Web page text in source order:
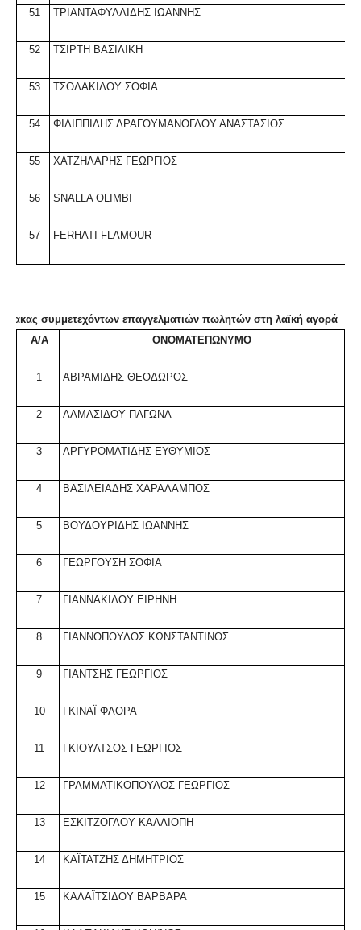
51 ΤΡΙΑΝΤΑΦΥΛΛΙΔΗΣ ΙΩΑΝΝΗΣ
52 ΤΣΙΡΤΗ ΒΑΣΙΛΙΚΗ
53 ΤΣΟΛΑΚΙΔΟΥ ΣΟΦΙΑ
54 ΦΙΛΙΠΠΙΔΗΣ ΔΡΑΓΟΥΜΑΝΟΓΛΟΥ ΑΝΑΣΤΑΣΙΟΣ
55 ΧΑΤΖΗΛΑΡΗΣ ΓΕΩΡΓΙΟΣ
56 SNALLA OLIMBI
57 FERΗATI FLAMOUR
συμμετεχόντων επαγγελματιών πωλητών στη λαϊκή αγορά
Α/Α
ΟΝΟΜΑΤΕΠΩΝΥΜΟ
1 ΑΒΡΑΜΙΔΗΣ ΘΕΟΔΩΡΟΣ
2 ΑΛΜΑΣΙΔΟΥ ΠΑΓΩΝΑ
3 ΑΡΓΥΡΟΜΑΤΙΔΗΣ ΕΥΘΥΜΙΟΣ
4 ΒΑΣΙΛΕΙΑΔΗΣ ΧΑΡΑΛΑΜΠΟΣ
5 ΒΟΥΔΟΥΡΙΔΗΣ ΙΩΑΝΝΗΣ
6 ΓΕΩΡΓΟΥΣΗ ΣΟΦΙΑ
7 ΓΙΑΝΝΑΚΙΔΟΥ ΕΙΡΗΝΗ
8 ΓΙΑΝΝΟΠΟΥΛΟΣ ΚΩΝΣΤΑΝΤΙΝΟΣ
9 ΓΙΑΝΤΣΗΣ ΓΕΩΡΓΙΟΣ
10 ΓΚΙΝΑΪ ΦΛΟΡΑ
11 ΓΚΙΟΥΛΤΣΟΣ ΓΕΩΡΓΙΟΣ
12 ΓΡΑΜΜΑΤΙΚΟΠΟΥΛΟΣ ΓΕΩΡΓΙΟΣ
13 ΕΣΚΙΤΖΟΓΛΟΥ ΚΑΛΛΙΟΠΗ
14 ΚΑΪΤΑΤΖΗΣ ΔΗΜΗΤΡΙΟΣ
15 ΚΑΛΑΪΤΣΙΔΟΥ ΒΑΡΒΑΡΑ